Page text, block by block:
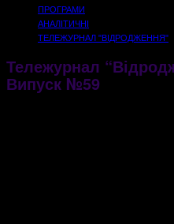
ПРОГРАМИ
АНАЛІТИЧНІ
ТЕЛЕЖУРНАЛ "ВІДРОДЖЕННЯ"
Тележурнал
Випуск №59